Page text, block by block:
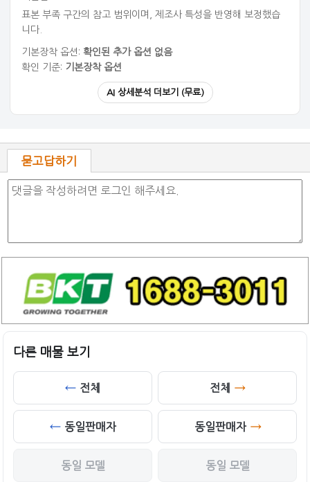
표본 부족 구간의 참고 범위이며, 제조사 특성을 반영해 보정했습
니다.
기본장착 옵션: 확인된 추가 옵션 없음
확인 기준: 기본장착 옵션
AI 상세분석 더보기 (무료)
묻고답하기
다른 매물 보기
전체
동일판매자
동일 모델
전체
동일판매자
동일 모델